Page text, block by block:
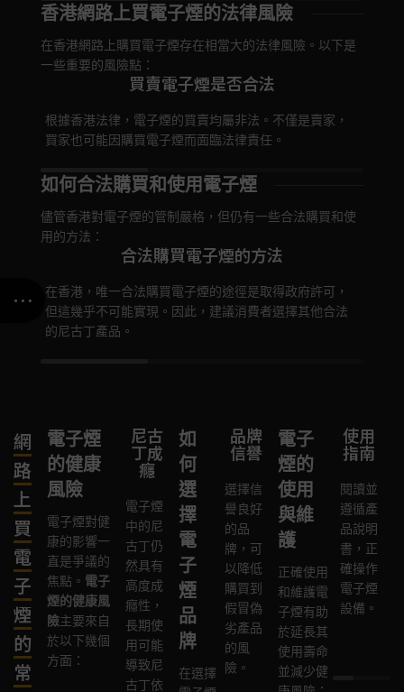
香港網路上買電子煙的法律風險
在香港網路上購買電子煙存在相當大的法律風險。以下是
一些重要的風險點：
買賣電子煙是否合法
根據香港法律，電子煙的買賣均屬非法。不僅是賣家，
買家也可能因購買電子煙而面臨法律責任。
如何合法購買和使用電子煙
儘管香港對電子煙的管制嚴格，但仍有一些合法購買和使
用的方法：
合法購買電子煙的方法
在香港，唯一合法購買電子煙的途徑是取得政府許可，
但這幾乎不可能實現。因此，建議消費者選擇其他合法
的尼古丁產品。
網
路
上
買
電
子
煙
的
常
電子煙
的健康
風險
電子煙對健
康的影響一
直是爭議的
焦點。 電子
煙的健康風
險主要來自
於以下幾個
方面：
尼古
丁成
癮
電子煙
中的尼
古丁仍
然具有
高度成
癮性，
長期使
用可能
導致尼
古丁依
化學
物質
暴露
電子
煙氣
溶膠
中含
有多
種有
害化
學物
質，
如甲
長期
健康
影響
目前，
電子煙
的長期
健康影
響尚未
完全確
定，但
已有研
究表明
如
何
選
擇
電
子
煙
品
牌
在選擇
品牌
信譽
選擇信
譽良好
的品
牌，可
以降低
購買到
假冒偽
劣產品
的風
險。
產品
質量
高品
質的
電子
煙設
備通
常具
有更
好的
使用
體驗
和更
安全
性
確保選
擇的電
子煙設
備通過
了相關
的安全
認證，
電子
煙的
使用
與維
護
正確使用
和維護電
子煙有助
於延長其
使用壽命
並減少健
使用
指南
閱讀並
遵循產
品說明
書，正
確操作
電子煙
設備。